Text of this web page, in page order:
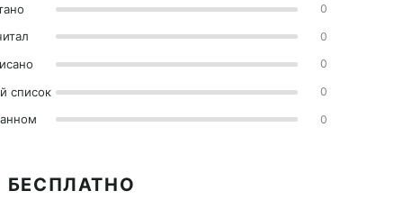
0
0
0
список 0
0